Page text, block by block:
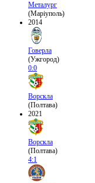
Металург
(Маріуполь)
2014
Говерла
(Ужгород)
0:0
Ворскла
(Полтава)
2021
Ворскла
(Полтава)
4:1